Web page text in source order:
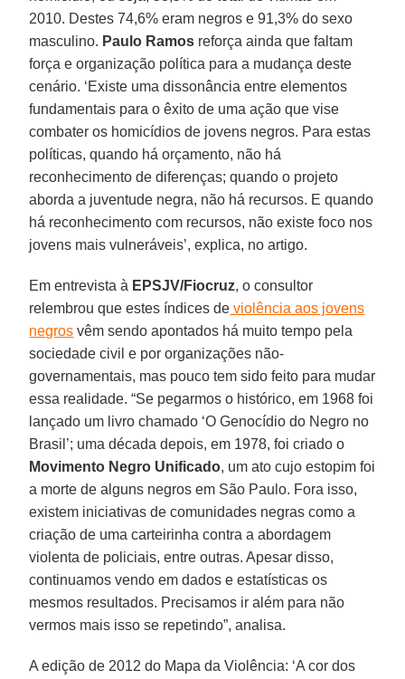
2010. Destes 74,6% eram negros e 91,3% do sexo
masculino. Paulo Ramos reforça ainda que faltam
força e organização política para a mudança deste
cenário. ‘Existe uma dissonância entre elementos
fundamentais para o êxito de uma ação que vise
combater os homicídios de jovens negros. Para estas
políticas, quando há orçamento, não há
reconhecimento de diferenças; quando o projeto
aborda a juventude negra, não há recursos. E quando
há reconhecimento com recursos, não existe foco nos
jovens mais vulneráveis’, explica, no artigo.
Em entrevista à EPSJV/Fiocruz, o consultor
relembrou que estes índices de violência aos jovens
negros vêm sendo apontados há muito tempo pela
sociedade civil e por organizações não-
governamentais, mas pouco tem sido feito para mudar
essa realidade. “Se pegarmos o histórico, em 1968 foi
lançado um livro chamado ‘O Genocídio do Negro no
Brasil’; uma década depois, em 1978, foi criado o
Movimento Negro Unificado, um ato cujo estopim foi
a morte de alguns negros em São Paulo. Fora isso,
existem iniciativas de comunidades negras como a
criação de uma carteirinha contra a abordagem
violenta de policiais, entre outras. Apesar disso,
continuamos vendo em dados e estatísticas os
mesmos resultados. Precisamos ir além para não
vermos mais isso se repetindo”, analisa.
A edição de 2012 do Mapa da Violência: ‘A cor dos